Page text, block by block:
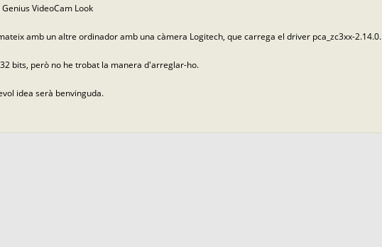
VideoCam Look
amb un altre ordinador amb una càmera Logitech, que carrega el driver pca_zc3xx-2.14.0.
bits, però no he trobat la manera d'arreglar-ho.
idea serà benvinguda.